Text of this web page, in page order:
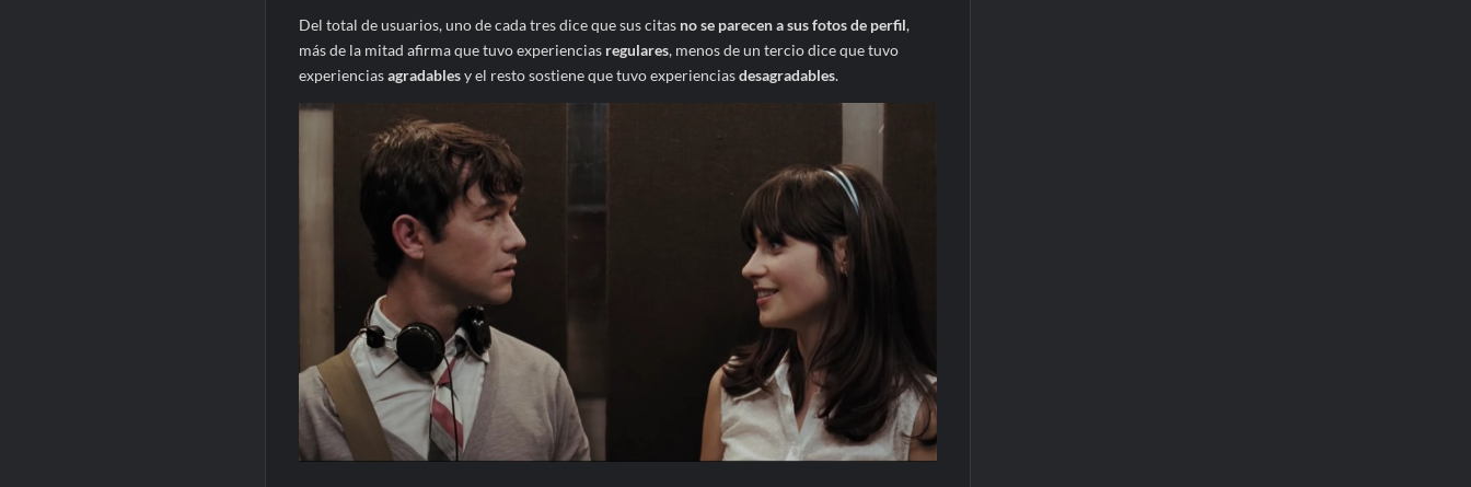
Del total de usuarios, uno de cada tres dice que sus citas no se parecen a sus fotosde perfil,
más de la mitad afirma que tuvo experiencias regulares, menos de un tercio dice que tuvo
experienciasagradablesy el resto sostiene que tuvo experienciasdesagradables.